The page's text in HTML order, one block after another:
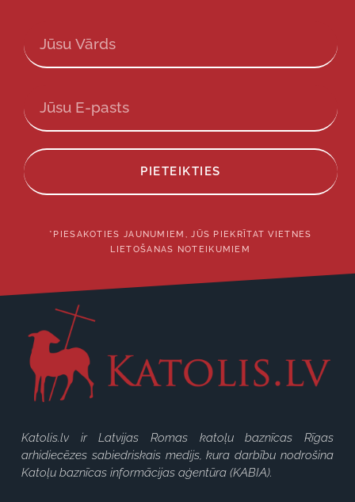
PIETEIKTIES
*PIESAKOTIES JAUNUMIEM, JŪS PIEKRĪTAT VIETNES
LIETOŠANAS NOTEIKUMIEM
Katolis.lv ir Latvijas Romas katoļu baznīcas Rīgas
arhidiecēzes sabiedriskais medijs, kura darbību nodrošina
Katoļu baznīcas informācijas aģentūra (KABIA).